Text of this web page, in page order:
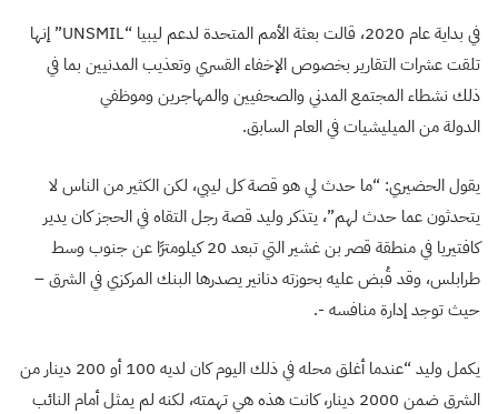
في بداية عام 2020، قالت بعثة الأمم المتحدة لدعم ليبيا “ UNSMIL” إنها
تلقت عشرات التقارير بخصوص الإخفاء القسري وتعذيب المدنيين بما في
ذلك نشطاء المجتمع المدني والصحفيين والمهاجرين وموظفي
الدولة من الميليشيات في العام السابق.
يقول الحضيري: “ما حدث لي هو قصة كل ليبي، لكن الكثير من الناس لا
يتحدثون عما حدث لهم”، يتذكر وليد قصة رجل التقاه في الحجز كان يدير
كافتيريا في منطقة قصر بن غشير التي تبعد 20 كيلومترًا عن جنوب وسط
طرابلس، وقد قُبض عليه بحوزته دنانير يصدرها البنك المركزي في الشرق –
حيث توجد إدارة منافسه -.
يكمل وليد “عندما أغلق محله في ذلك اليوم كان لديه 100 أو 200 دينار من
الشرق ضمن 2000 دينار، كانت هذه هي تهمته، لكنه لم يمثل أمام النائب